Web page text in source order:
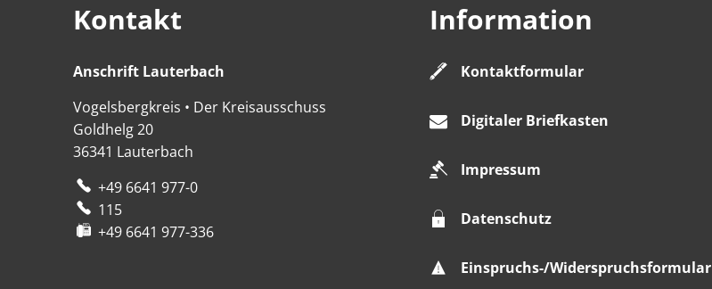
Kontakt
Anschrift Lauterbach
Vogelsbergkreis • Der Kreisausschuss
Goldhelg 20
36341 Lauterbach
+49 6641 977-0
115
+49 6641 977-336
Information
Kontaktformular
Digitaler Briefkasten
Impressum
Datenschutz
Einspruchs-/Widerspruchsformular